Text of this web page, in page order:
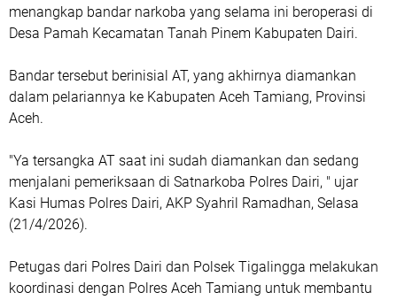
menangkap bandar narkoba yang selama ini beroperasi di
Desa Pamah Kecamatan Tanah Pinem Kabupaten Dairi.
Bandar tersebut berinisial AT, yang akhirnya diamankan
dalam pelariannya ke Kabupaten Aceh Tamiang, Provinsi
Aceh.
"Ya tersangka AT saat ini sudah diamankan dan sedang
menjalani pemeriksaan di Satnarkoba Polres Dairi, " ujar
Kasi Humas Polres Dairi, AKP Syahril Ramadhan, Selasa
(21/4/2026).
Petugas dari Polres Dairi dan Polsek Tigalingga melakukan
koordinasi dengan Polres Aceh Tamiang untuk membantu